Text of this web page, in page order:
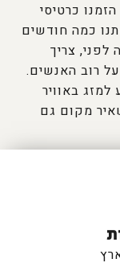
כרטיסי
כמה חודשים
לפני, צריך
רוב האנשים.
באוויר
מקום גם